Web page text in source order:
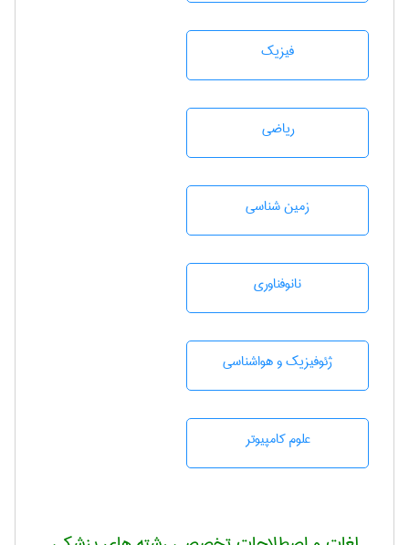
فیزیک
رياضی
زمين شناسی
نانوفناوری
ژئوفيزيك و هواشناسی
علوم کامپیوتر